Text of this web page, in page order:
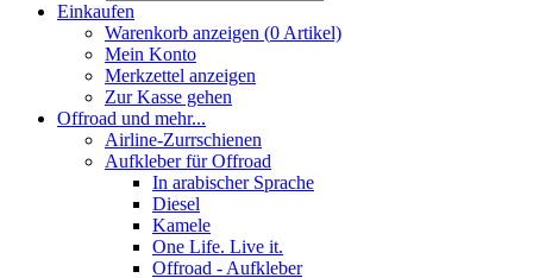
Einkaufen
Warenkorb anzeigen (0 Artikel)
Mein Konto
Merkzettel anzeigen
Zur Kasse gehen
Offroad und mehr...
Airline-Zurrschienen
Aufkleber für Offroad
In arabischer Sprache
Diesel
Kamele
One Life. Live it.
Offroad - Aufkleber